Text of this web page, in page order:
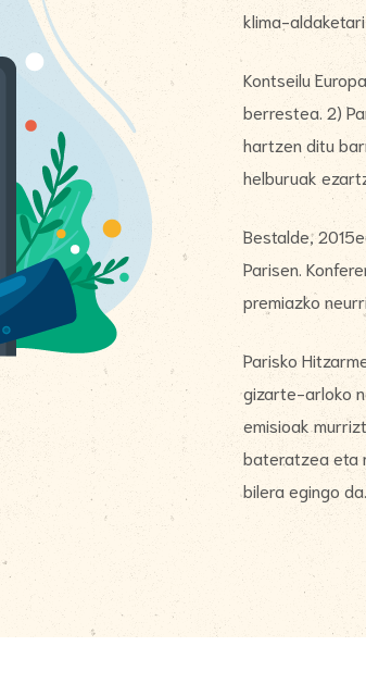
klima-
Kontseilu
berrestea. 2)
hartzen ditu
helburuak
Bestalde,
Parisen.
premiazko
Parisko
gizarte-arloko
emisioak
bateratzea eta
bilera egingo da.